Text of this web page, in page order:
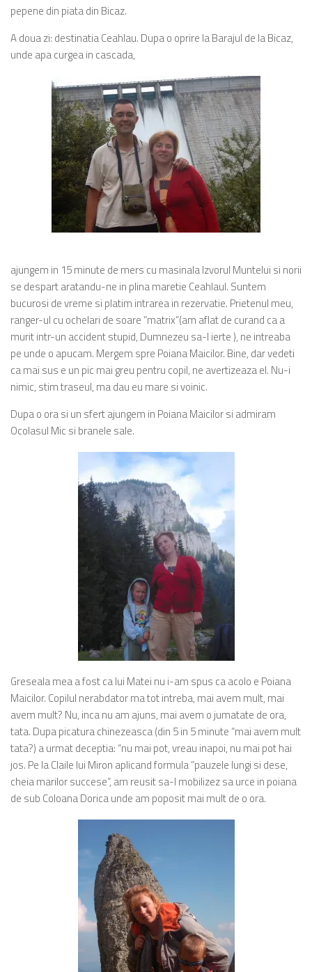
pepene din piata din Bicaz.
A doua zi: destinatia Ceahlau. Dupa o oprire la Barajul de la Bicaz,
unde apa curgea in cascada,
ajungem in 15 minute de mers cu masinala Izvorul Muntelui si norii
se despart aratandu-ne in plina maretie Ceahlaul. Suntem
bucurosi de vreme si platim intrarea in rezervatie. Prietenul meu,
ranger-ul cu ochelari de soare ”matrix”(am aflat de curand ca a
murit intr-un accident stupid, Dumnezeu sa-l ierte ), ne intreaba
pe unde o apucam. Mergem spre Poiana Maicilor. Bine, dar vedeti
ca mai sus e un pic mai greu pentru copil, ne avertizeaza el. Nu-i
nimic, stim traseul, ma dau eu mare si voinic.
Dupa o ora si un sfert ajungem in Poiana Maicilor si admiram
Ocolasul Mic si branele sale.
Greseala mea a fost ca lui Matei nu i-am spus ca acolo e Poiana
Maicilor. Copilul nerabdator ma tot intreba, mai avem mult, mai
avem mult? Nu, inca nu am ajuns, mai avem o jumatate de ora,
tata. Dupa picatura chinezeasca (din 5 in 5 minute “mai avem mult
tata?) a urmat deceptia: “nu mai pot, vreau inapoi, nu mai pot hai
jos. Pe la Claile lui Miron aplicand formula ”pauzele lungi si dese,
cheia marilor succese”, am reusit sa-l mobilizez sa urce in poiana
de sub Coloana Dorica unde am poposit mai mult de o ora.